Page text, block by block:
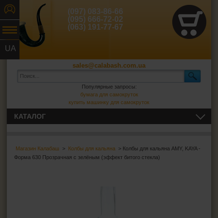
UA
(097) 083-86-66
(095) 666-72-02
(063) 191-77-67
sales@calabash.com.ua
Популярные запросы:
бумага для самокруток
купить машинку для самокруток
Магазин Калабаш > Колбы для кальяна
> Колбы для кальяна AMY, KAYA -
Форма 630 Прозрачная с зелёным (эффект битого стекла)
КАТАЛОГ
СИГАРЫ, СИГАРИЛЛЫ И ВСЁ ДЛЯ НИХ